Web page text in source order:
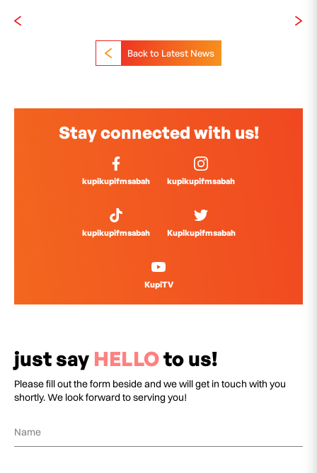
Back to Latest News
Stay connected with us!
kupikupifmsabah kupikupifmsabah
kupikupifmsabah Kupikupifmsabah
KupiTV
just say HELLOto us!
Please fill out the form beside and we will get in touch with you
shortly. We look forward to serving you!